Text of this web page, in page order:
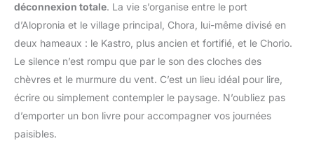
déconnexion totale. La vie s’organise entre le port
d’Alopronia et le village principal, Chora, lui-même divisé en
deux hameaux : le Kastro, plus ancien et fortifié, et le Chorio.
Le silence n’est rompu que par le son des cloches des
chèvres et le murmure du vent. C’est un lieu idéal pour lire,
écrire ou simplement contempler le paysage. N’oubliez pas
d’emporter un bon livre pour accompagner vos journées
paisibles.